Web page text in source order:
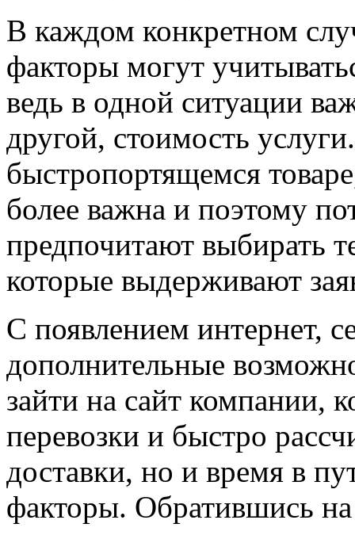
В каждом конкретном
факторы могут
ведь в одной ситуации
другой, стоимость
быстропортящемся
более важна и поэтому
предпочитают выбирать
которые выдерживают
С появлением интернет,
дополнительные
зайти на сайт компании,
перевозки и быстро
доставки, но и время в
факторы. Обратившись